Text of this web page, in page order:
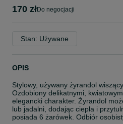
170 zł do negocjacji
Stan: Używane
OPIS
Stylowy, używany żyrandol
Ozdobiony delikatnymi,
elegancki charakter. Żyrandol
lub jadalni, dodając ciepła i
posiada 6 żarówek. Odbiór